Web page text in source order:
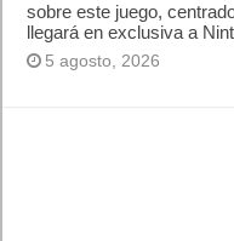
sobre este juego,
llegará en exclusiva a
5 agosto, 2026